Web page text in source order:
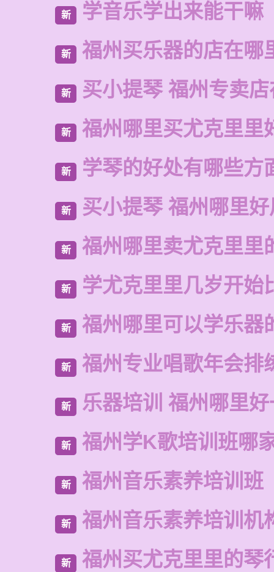
新 学音乐学出来能干嘛
新 福州买乐器的店在哪
新 买小提琴 福州专卖
新 福州哪里买尤克里里
新 学琴的好处有哪些方
新 买小提琴 福州哪里
新 福州哪里卖尤克里里
新 学尤克里里几岁开始
新 福州哪里可以学乐器
新 福州专业唱歌年会排
新 乐器培训 福州哪里
新 福州学K歌培训班哪
新 福州音乐素养培训班
新 福州音乐素养培训机
新 福州买尤克里里的琴